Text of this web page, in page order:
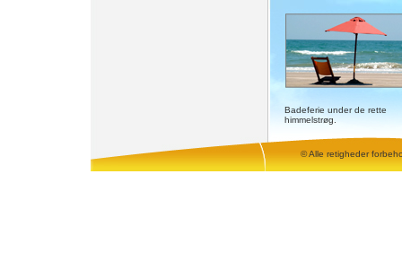
Badeferie under de rette
himmelstrøg.
© Alle retigheder